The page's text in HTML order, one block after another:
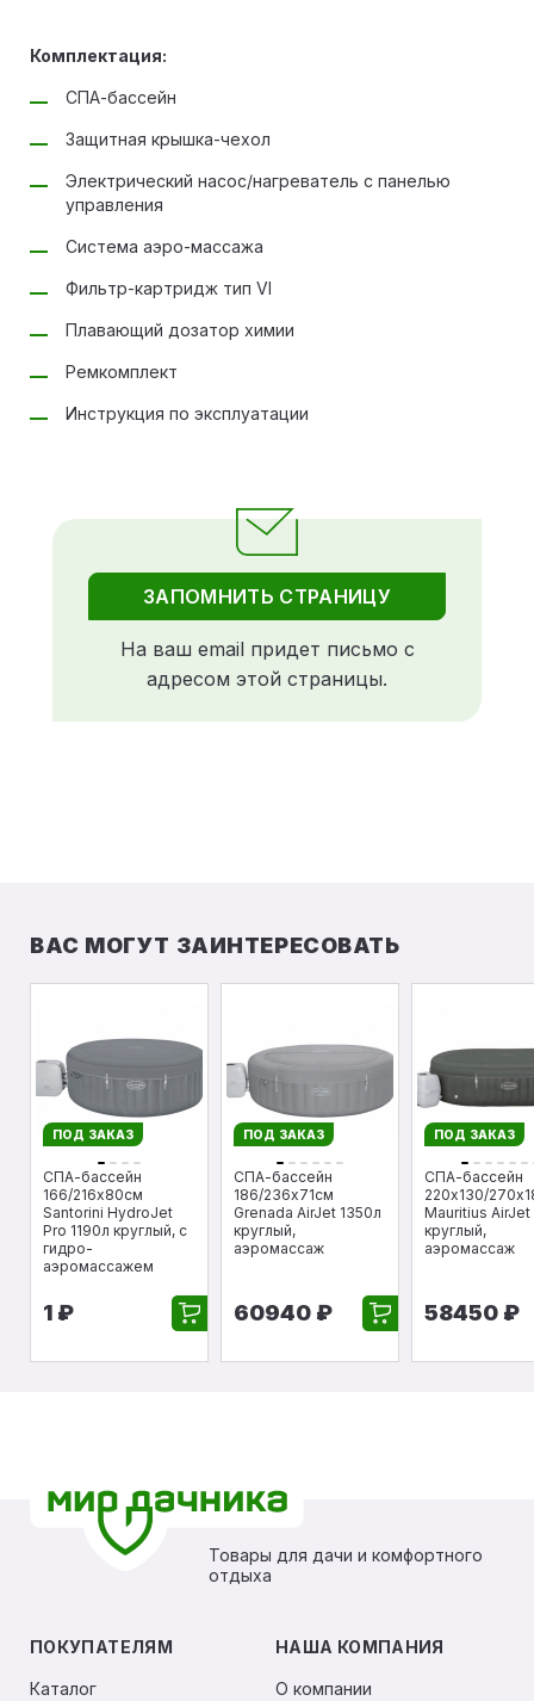
Комплектация:
СПА-бассейн
Защитная крышка-чехол
Электрический насос/нагреватель с панелью
управления
Система аэро-массажа
Фильтр-картридж тип VI
Плавающий дозатор химии
Ремкомплект
Инструкция по эксплуатации
ЗАПОМНИТЬ СТРАНИЦУ
На ваш email придет письмо с
адресом этой страницы.
ВАС МОГУТ ЗАИНТЕРЕСОВАТЬ
ПОД ЗАКАЗ
СПА-бассейн
166/216х80см
Santorini HydroJet
Pro 1190л круглый, с
гидро-
аэромассажем
1 ₽
ПОД ЗАКАЗ
СПА-бассейн
186/236х71см
Grenada AirJet 1350л
круглый,
аэромассаж
60940 ₽
ПОД ЗАКАЗ
СПА-бассейн
220х130/
Mauritius AirJet
круглый,
аэромассаж
58450 ₽
Товары для дачи и комфортного
отдыха
ПОКУПАТЕЛЯМ
Каталог
НАША КОМПАНИЯ
О компании